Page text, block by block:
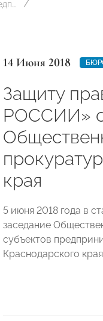
Бюро по защите прав предпринимателей
14 Июня 2018
Защиту
РОССИИ»
края
5 июня 2018 года в
заседание
субъектов
Краснодарского